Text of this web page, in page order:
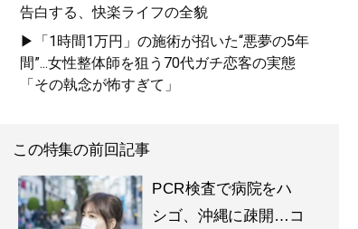
告白する、快楽ライフの全貌
▶「1時間1万円」の施術が招いた“悪夢の5年
間”...女性整体師を狙う70代ガチ恋客の実態
「その執念が怖すぎて」
この特集の前回記事
PCR検査で病院をハ
シゴ、沖縄に疎開…コ